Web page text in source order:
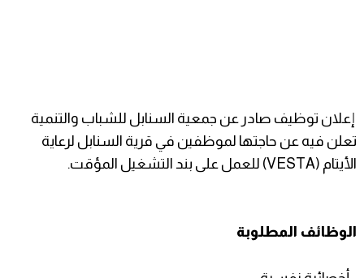
إعلان توظيف صادر عن جمعية السنابل للشباب والتنمية
تعلن فيه عن حاجتها لموظفين في قرية السنابل لرعاية
الأيتام (VESTA) للعمل على بند التشغيل المؤقت.
الوظائف المطلوبة